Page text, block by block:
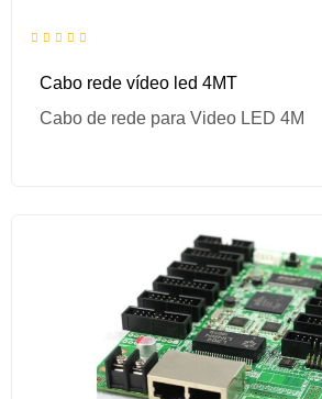
Cabo rede vídeo led 4MT
Cabo de rede para Video LED 4M